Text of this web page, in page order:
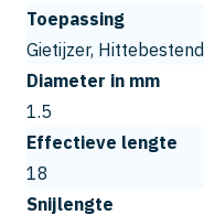
Toepassing
Gietijzer,
Diameter in mm
1.5
Effectieve lengte
18
Snijlengte